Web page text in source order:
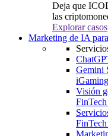
Deja que
las
Explorar casos
Marketing de IA
Gemini
iGaming
Visión